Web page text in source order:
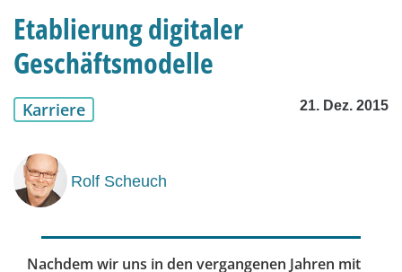
Etablierung digitaler
Geschäftsmodelle
Karriere 21. Dez. 2015
Rolf Scheuch
Nachdem wir uns in den vergangenen Jahren mit